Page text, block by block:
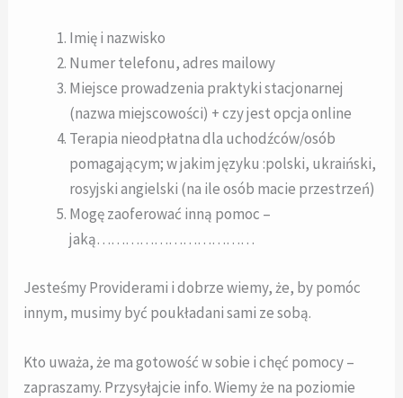
Imię i nazwisko
Numer telefonu, adres mailowy
Miejsce prowadzenia praktyki stacjonarnej
(nazwa miejscowości) + czy jest opcja online
Terapia nieodpłatna dla uchodźców/osób
pomagającym; w jakim języku :polski, ukraiński,
rosyjski angielski (na ile osób macie przestrzeń)
Mogę zaoferować inną pomoc –
jaką……………………………
Jesteśmy Providerami i dobrze wiemy, że, by pomóc
innym, musimy być poukładani sami ze sobą.
Kto uważa, że ma gotowość w sobie i chęć pomocy –
zapraszamy. Przysyłajcie info. Wiemy że na poziomie